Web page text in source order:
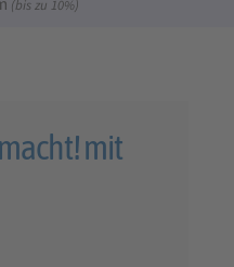
(bis zu 10%)
mit